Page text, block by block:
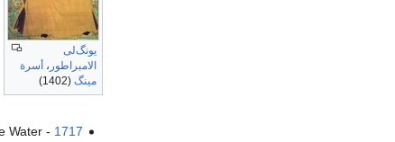
يونگ‌لى
الامبراطور ، أسرة
مينگ (1402)
1717
Water